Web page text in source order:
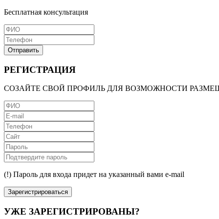
Бесплатная консультация
Отправить
РЕГИСТРАЦИЯ
СОЗАЙТЕ СВОЙ ПРОФИЛЬ ДЛЯ ВОЗМОЖНОСТИ
(!) Пароль для входа придет на указанный вами e-mail
Зарегистрироваться
УЖЕ ЗАРЕГИСТРИРОВАНЫ?